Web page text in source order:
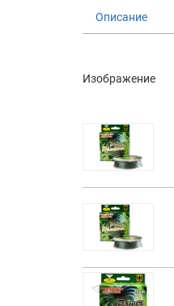
Описание
Изображение